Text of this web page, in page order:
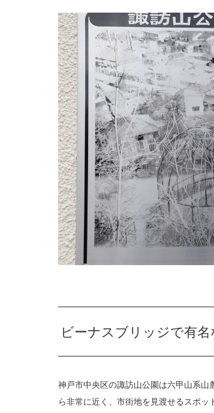
ビーナスブリッジで有
神戸市中央区の諏訪山公園は六甲山系
ら非常に近く、市街地を見渡せるスポ